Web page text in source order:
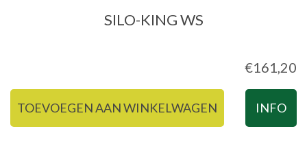
SILO-KING WS
€161,20
TOEVOEGEN AAN WINKELWAGEN INFO